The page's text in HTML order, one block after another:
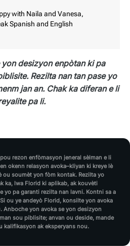
with Naila and Vanesa,
Spanish and English
desizyon enpòtan ki pa
Rezilta nan tan pase yo
jan an. Chak ka diferan e li
pa li.
rezon enfòmasyon jeneral sèlman e li
okenn relasyon avoka–kliyan ki kreye lè
ou soumèt yon fòm kontak. Rezilta yo
ka, lwa Florid ki aplikab, ak kouvèti
yo pa garanti rezilta nan lavni. Kontni sa a
ou ye andeyò Florid, konsilte yon avoka
Anboche yon avoka se yon desizyon
sou piblisite; anvan ou deside, mande
kalifikasyon ak eksperyans nou.